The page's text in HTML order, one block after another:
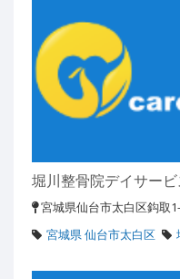
堀川整骨院デイサービ
宮城県仙台市太白区鈎取
宮城県 仙台市太白区